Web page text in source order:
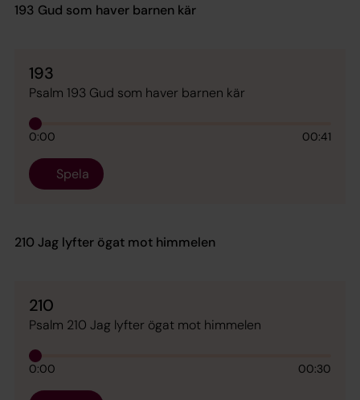
193 Gud som haver barnen kär
193
Psalm 193 Gud som haver barnen kär
0:00 00:41
Spela
210 Jag lyfter ögat mot himmelen
210
Psalm 210 Jag lyfter ögat mot himmelen
0:00 00:30